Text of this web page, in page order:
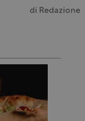
di Redazione